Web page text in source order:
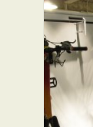
カンボジ
ア料理 ア
ンコール
ワット ★☆☆
アジア・エスニッ